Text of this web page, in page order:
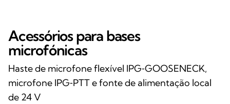
Acessórios para bases
microfónicas
Haste de microfone flexível IPG‑GOOSENECK,
microfone IPG‑PTT e fonte de alimentação local
de 24 V